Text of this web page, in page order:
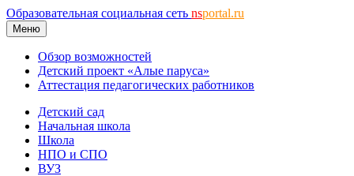
Образовательная социальная сеть nsportal.ru
Меню
Обзор возможностей
Детский проект «Алые паруса»
Аттестация педагогических работников
Детский сад
Начальная школа
Школа
НПО и СПО
ВУЗ